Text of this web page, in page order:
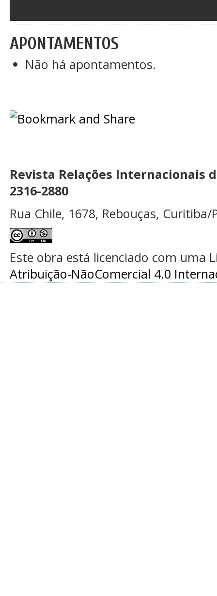
APONTAMENTOS
Não há apontamentos.
Revista Relações Internacionais
2316-2880
Rua Chile, 1678, Rebouças, Curitiba/
Este obra está licenciado com uma
Atribuição-NãoComercial 4.0